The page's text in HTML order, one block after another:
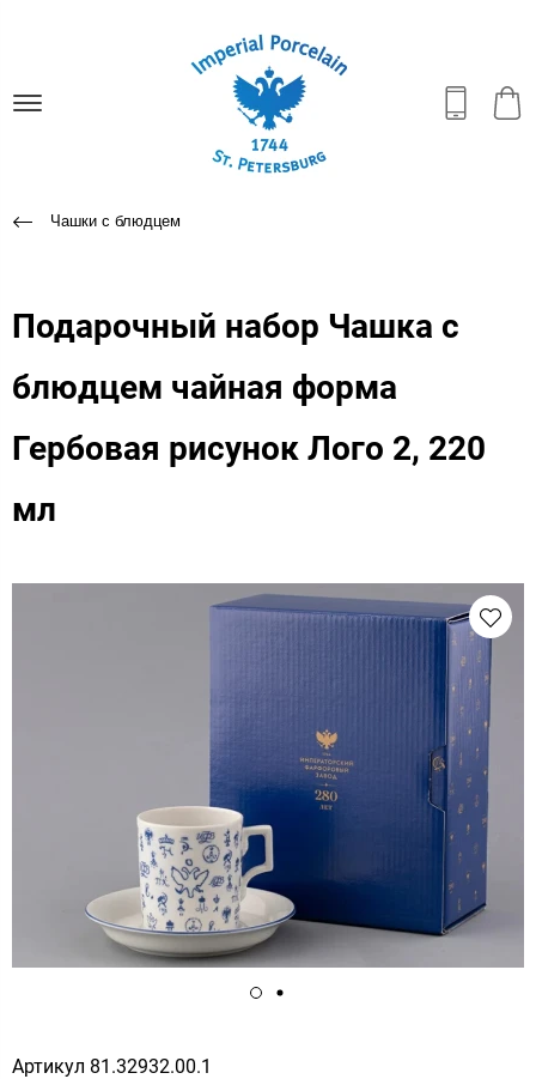
Чашки с блюдцем
Подарочный набор Чашка с
блюдцем чайная форма
Гербовая рисунок Лого 2, 220
мл
Артикул 81.32932.00.1